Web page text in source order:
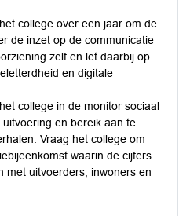
college over een jaar om de
de inzet op de communicatie
zelf en let daarbij op
en digitale
college in de monitor sociaal
en bereik aan te
Vraag het college om
waarin de cijfers
met uitvoerders, inwoners en